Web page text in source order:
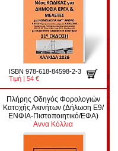
ISBN 978-618-84598-2-3
Τιμή | 54 €
Πλήρης Οδηγός Φορολογιών
Κατοχής Ακινήτων (Δήλωση Ε9/
ΕΝΦΙΑ-Πιστοποιητικό/ΕΦΑ)
Αννα Κόλλια